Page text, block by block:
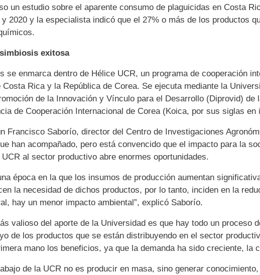
un estudio sobre el aparente consumo de plaguicidas en Costa
y 2020 y la especialista indicó que el 27% o más de los productos
exitosa
se enmarca dentro de Hélice UCR, un programa de cooperación
Costa Rica y la República de Corea. Se ejecuta mediante la
de la Innovación y Vínculo para el Desarrollo (Diprovid)
de Cooperación Internacional de Corea (Koica, por sus siglas
Francisco Saborío, director del Centro de Investigaciones
han acompañado, pero está convencido que el impacto para la
UCR al sector productivo abre enormes oportunidades.
época en la que los insumos de producción aumentan
la necesidad de dichos productos, por lo tanto, inciden en la
hay un menor impacto ambiental”, explicó Saborío.
valioso del aporte de la Universidad es que hay todo un proceso
de los productos que se están distribuyendo en el sector
mano los beneficios, ya que la demanda ha sido creciente, la
de la UCR no es producir en masa, sino generar